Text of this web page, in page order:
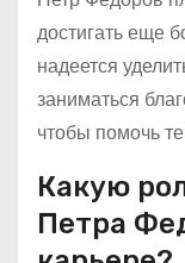
достигать еще
надеется
заниматься
чтобы помочь
Какую
Петра